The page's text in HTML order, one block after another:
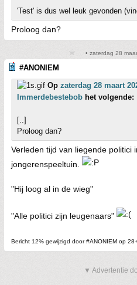
'Test' is dus wel leuk gevonden
Proloog dan?
• zaterdag 28
#ANONIEM
Op zaterdag 28 maart
Immerdebestebob het volgende:
[..]
Proloog dan?
Verleden tijd van liegende politici
jongerenspeeltuin.
"Hij loog al in de wieg"
"Alle politici zijn leugenaars"
Bericht 12% gewijzigd door #ANONIEM op
▼ Advertentie